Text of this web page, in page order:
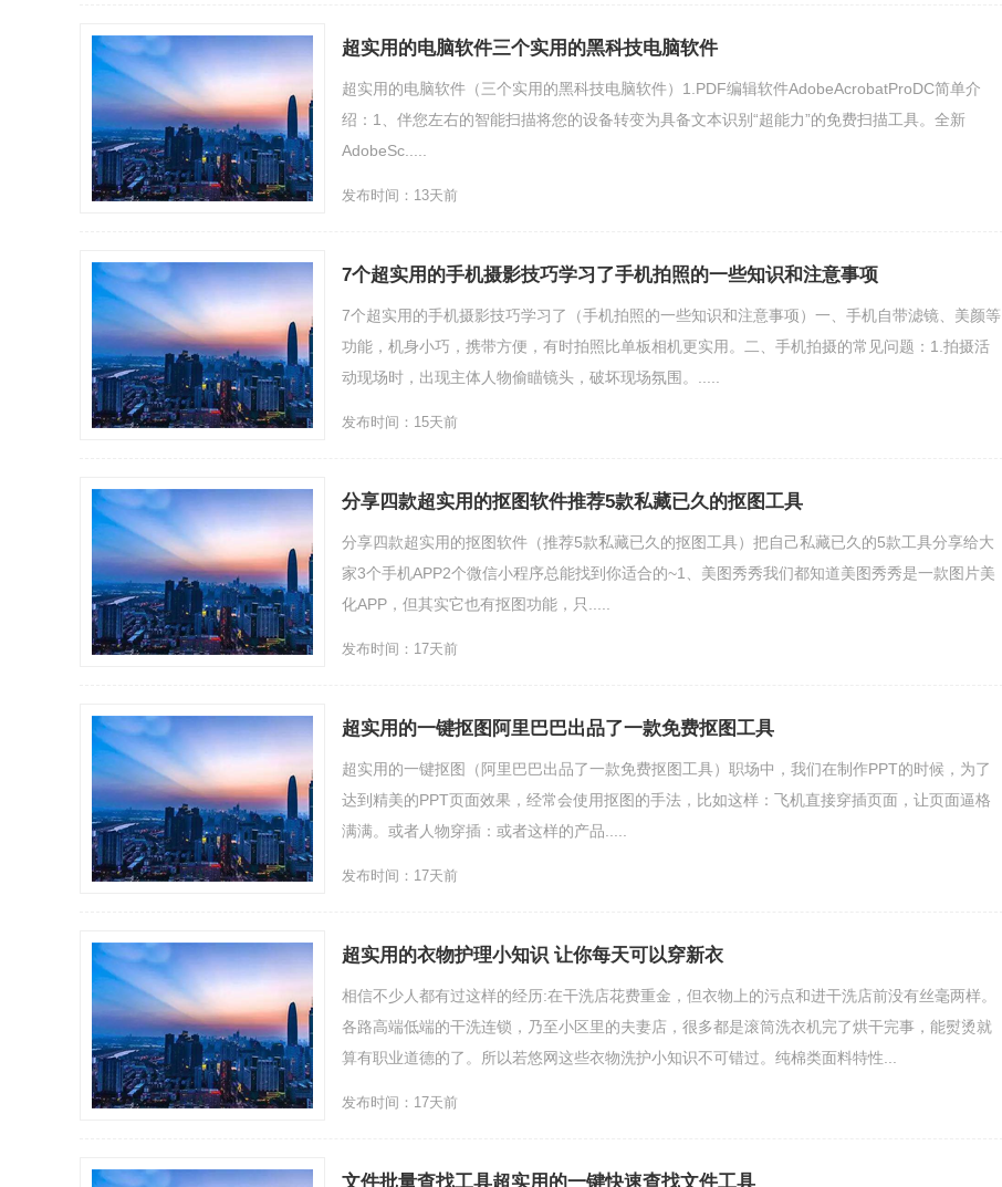
超实用的电脑软件三个实用的黑科技电脑软件
超实用的电脑软件（三个实用的黑科技电脑软件）1.PDF编辑软件AdobeAcrobatProDC简单介
绍：1、伴您左右的智能扫描将您的设备转变为具备文本识别“超能力”的免费扫描工具。全新
AdobeSc.....
发布时间：13天前
7个超实用的手机摄影技巧学习了手机拍照的一些知识和注意事项
7个超实用的手机摄影技巧学习了（手机拍照的一些知识和注意事项）一、手机自带滤镜、美颜等
功能，机身小巧，携带方便，有时拍照比单板相机更实用。二、手机拍摄的常见问题：1.拍摄活
动现场时，出现主体人物偷瞄镜头，破坏现场氛围。.....
发布时间：15天前
分享四款超实用的抠图软件推荐5款私藏已久的抠图工具
分享四款超实用的抠图软件（推荐5款私藏已久的抠图工具）把自己私藏已久的5款工具分享给大
家3个手机APP2个微信小程序总能找到你适合的~1、美图秀秀我们都知道美图秀秀是一款图片美
化APP，但其实它也有抠图功能，只.....
发布时间：17天前
超实用的一键抠图阿里巴巴出品了一款免费抠图工具
超实用的一键抠图（阿里巴巴出品了一款免费抠图工具）职场中，我们在制作PPT的时候，为了
达到精美的PPT页面效果，经常会使用抠图的手法，比如这样：飞机直接穿插页面，让页面逼格
满满。或者人物穿插：或者这样的产品.....
发布时间：17天前
超实用的衣物护理小知识 让你每天可以穿新衣
相信不少人都有过这样的经历:在干洗店花费重金，但衣物上的污点和进干洗店前没有丝毫两样。
各路高端低端的干洗连锁，乃至小区里的夫妻店，很多都是滚筒洗衣机完了烘干完事，能熨烫就
算有职业道德的了。所以若悠网这些衣物洗护小知识不可错过。纯棉类面料特性...
发布时间：17天前
文件批量查找工具超实用的一键快速查找文件工具